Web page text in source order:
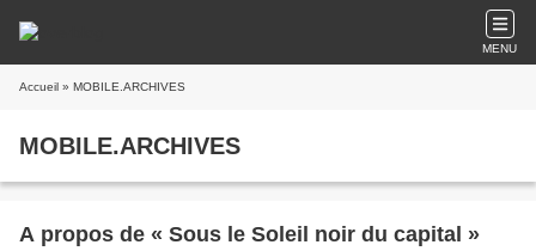
MENU
Accueil » MOBILE.ARCHIVES
MOBILE.ARCHIVES
A propos de « Sous le Soleil noir du capital »